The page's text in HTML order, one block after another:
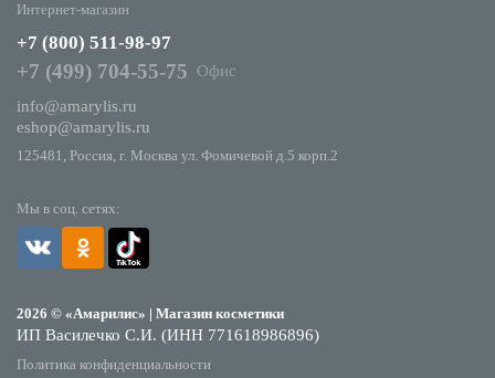
Мы в соц. сетях:
2026 © «Амарилис» | Магазин косметики
ИП Василечко С.И. (ИНН 771618986896)
Политика конфиденциальности
Интернет-магазин
+7 (800) 511-98-97
+7 (499) 704-55-75
Офис
info@amarylis.ru
eshop@amarylis.ru
125481, Россия, г. Москва ул. Фомичевой д.5 корп.2